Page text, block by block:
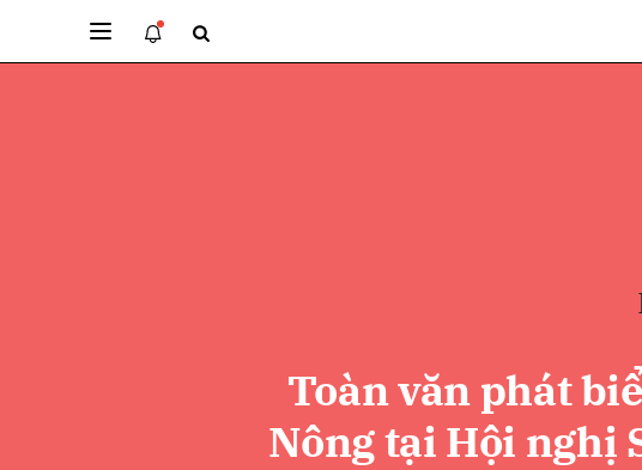
Toàn văn phát
Nông tại Hội nghị